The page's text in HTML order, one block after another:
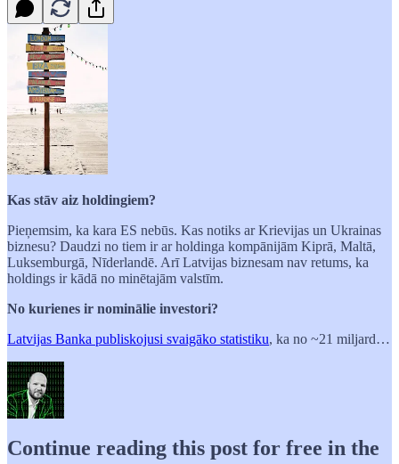
Kas stāv aiz holdingiem?
Pieņemsim, ka kara ES nebūs. Kas notiks ar Krievijas un Ukrainas
biznesu? Daudzi no tiem ir ar holdinga kompānijām Kiprā, Maltā,
Luksemburgā, Nīderlandē. Arī Latvijas biznesam nav retums, ka
holdings ir kādā no minētajām valstīm.
No kurienes ir nominālie investori?
Latvijas Banka publiskojusi svaigāko statistiku, ka no ~21 miljard…
Continue reading this post for free in the